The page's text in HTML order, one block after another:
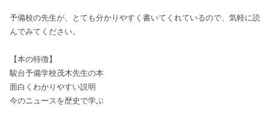
予備校の先生が、とても分かりやすく書いてくれているので、気軽に読
んでみてください。
【本の特徴】
駿台予備学校茂木先生の本
面白くわかりやすい説明
今のニュースを歴史で学ぶ